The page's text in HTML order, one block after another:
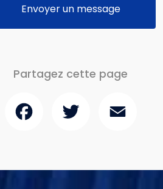
Envoyer un message
Partagez cette page